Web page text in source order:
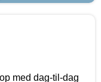
med dag-til-dag